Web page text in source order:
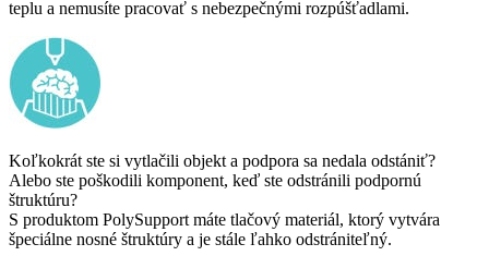
teplu a nemusíte pracovať s nebezpečnými rozpúšťadlami.
Koľkokrát ste si vytlačili objekt a podpora sa nedala odstániť?
Alebo ste poškodili komponent, keď ste odstránili podpornú
štruktúru?
S produktom PolySupport máte tlačový materiál, ktorý vytvára
špeciálne nosné štruktúry a je stále ľahko odstrániteľný.